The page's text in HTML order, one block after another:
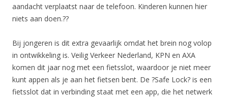
aandacht verplaatst naar de telefoon. Kinderen kunnen hier
niets aan doen.??
Bij jongeren is dit extra gevaarlijk omdat het brein nog volop
in ontwikkeling is. Veilig Verkeer Nederland, KPN en AXA
komen dit jaar nog met een fietsslot, waardoor je niet meer
kunt appen als je aan het fietsen bent. De ?Safe Lock? is een
fietsslot dat in verbinding staat met een app, die het netwerk